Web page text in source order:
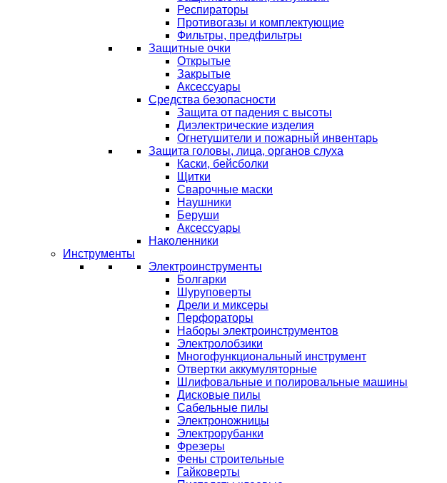
Респираторы
Противогазы и комплектующие
Фильтры, предфильтры
Защитные очки
Открытые
Закрытые
Аксессуары
Средства безопасности
Защита от падения с высоты
Диэлектрические изделия
Огнетушители и пожарный инвентарь
Защита головы, лица, органов слуха
Каски, бейсболки
Щитки
Сварочные маски
Наушники
Беруши
Аксессуары
Наколенники
Инструменты
Электроинструменты
Болгарки
Шуруповерты
Дрели и миксеры
Перфораторы
Наборы электроинструментов
Электролобзики
Многофункциональный инструмент
Отвертки аккумуляторные
Шлифовальные и полировальные машины
Дисковые пилы
Сабельные пилы
Электроножницы
Электрорубанки
Фрезеры
Фены строительные
Гайковерты